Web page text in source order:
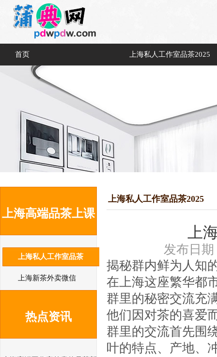
首页 上海私人工作室品茶2025
上海高端品茶上课
上海私人工作室品茶
2025
上海新茶外卖微信
热点资讯
上海私人工作室品茶2025
上
发布日
揭秘群内鲜为人知
在上海这座繁华都
群里的秘密交流充
他们因对茶的喜爱
群里的交流首先围
叶的特点、产地、